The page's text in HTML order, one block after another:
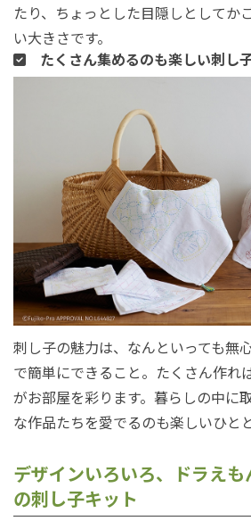
たり、ちょっとした目隠しとしてか
い大きさです。
たくさん集めるのも楽しい刺し
刺し子の魅力は、なんといっても無
で簡単にできること。たくさん作れ
がお部屋を彩ります。暮らしの中に
な作品たちを愛でるのも楽しいひと
デザインいろいろ、ドラえ
の刺し子キット